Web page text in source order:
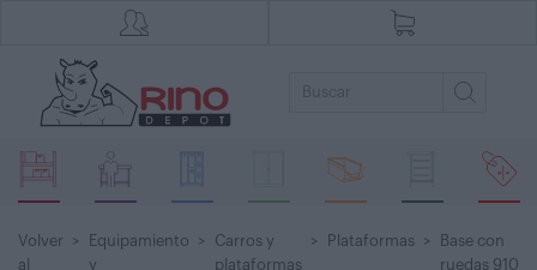
Volver
al
>
Equipamiento
y
>
Carros y
plataformas
> Plataformas >
Base con
ruedas 910